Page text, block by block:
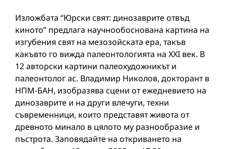
Изложбата “Юрски свят: динозаврите отвъд
киното” предлага научнообоснована картина на
изгубения свят на мезозойската ера, такъв
какъвто го вижда палеонтологията на XXI век. В
12 авторски картини палеохудожникът и
палеонтолог ас. Владимир Николов, докторант в
НПМ-БАН, изобразява сцени от ежедневието на
динозаврите и на други влечуги, техни
съвременници, които представят живота от
древното минало в цялото му разнообразие и
пъстрота. Заповядайте на откриването на